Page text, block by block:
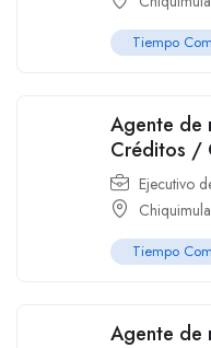
Tiempo
Agente de
Créditos /
Ejecutivo
Chiquimula
Tiempo
Agente de